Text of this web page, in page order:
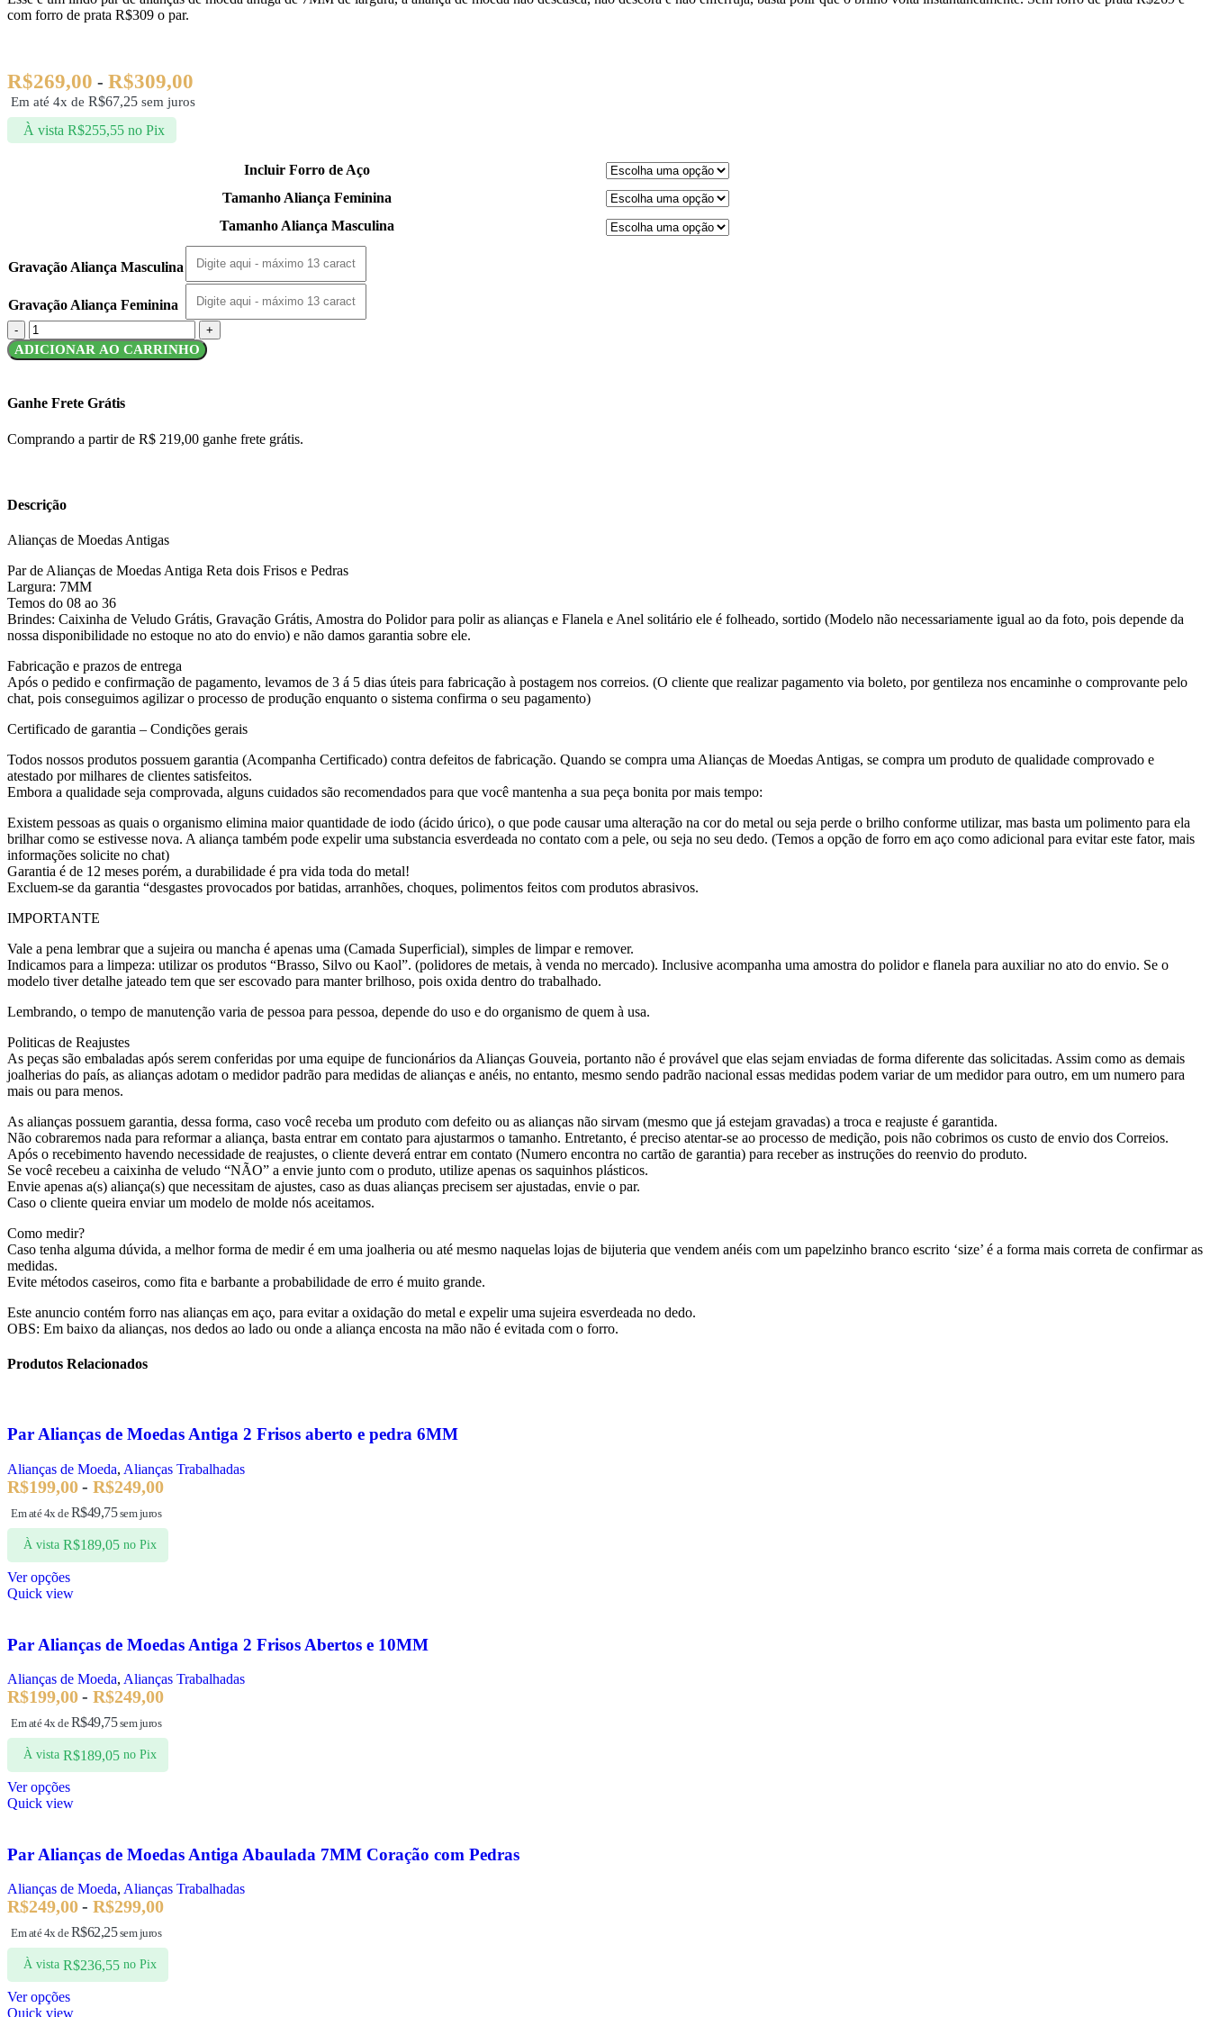
com forro de prata R$309 o par.
R$269,00 - R$309,00
Em até 4x de R$67,25 sem juros
À vista R$255,55 no Pix
Incluir Forro de Aço
Tamanho Aliança Feminina
Tamanho Aliança Masculina
Gravação Aliança Masculina
Gravação Aliança Feminina
ADICIONAR AO CARRINHO
Ganhe Frete Grátis
Comprando a partir de R$ 219,00 ganhe frete grátis.
Descrição
Alianças de Moedas Antigas
Par de Alianças de Moedas Antiga Reta dois Frisos e Pedras
Largura: 7MM
Temos do 08 ao 36
Brindes: Caixinha de Veludo Grátis, Gravação Grátis, Amostra do Polidor para polir as alianças e Flanela e Anel solitário ele é folheado, sortido (Modelo não necessariamente igual ao da foto, pois depende da
nossa disponibilidade no estoque no ato do envio) e não damos garantia sobre ele.
Fabricação e prazos de entrega
Após o pedido e confirmação de pagamento, levamos de 3 á 5 dias úteis para fabricação à postagem nos correios. (O cliente que realizar pagamento via boleto, por gentileza nos encaminhe o comprovante pelo
chat, pois conseguimos agilizar o processo de produção enquanto o sistema confirma o seu pagamento)
Certificado de garantia – Condições gerais
Todos nossos produtos possuem garantia (Acompanha Certificado) contra defeitos de fabricação. Quando se compra uma Alianças de Moedas Antigas, se compra um produto de qualidade comprovado e
atestado por milhares de clientes satisfeitos.
Embora a qualidade seja comprovada, alguns cuidados são recomendados para que você mantenha a sua peça bonita por mais tempo:
Existem pessoas as quais o organismo elimina maior quantidade de iodo (ácido úrico), o que pode causar uma alteração na cor do metal ou seja perde o brilho conforme utilizar, mas basta um polimento para ela
brilhar como se estivesse nova. A aliança também pode expelir uma substancia esverdeada no contato com a pele, ou seja no seu dedo. (Temos a opção de forro em aço como adicional para evitar este fator, mais
informações solicite no chat)
Garantia é de 12 meses porém, a durabilidade é pra vida toda do metal!
Excluem-se da garantia “desgastes provocados por batidas, arranhões, choques, polimentos feitos com produtos abrasivos.
IMPORTANTE
Vale a pena lembrar que a sujeira ou mancha é apenas uma (Camada Superficial), simples de limpar e remover.
Indicamos para a limpeza: utilizar os produtos “Brasso, Silvo ou Kaol”. (polidores de metais, à venda no mercado). Inclusive acompanha uma amostra do polidor e flanela para auxiliar no ato do envio. Se o
modelo tiver detalhe jateado tem que ser escovado para manter brilhoso, pois oxida dentro do trabalhado.
Lembrando, o tempo de manutenção varia de pessoa para pessoa, depende do uso e do organismo de quem à usa.
Politicas de Reajustes
As peças são embaladas após serem conferidas por uma equipe de funcionários da Alianças Gouveia, portanto não é provável que elas sejam enviadas de forma diferente das solicitadas. Assim como as demais
joalherias do país, as alianças adotam o medidor padrão para medidas de alianças e anéis, no entanto, mesmo sendo padrão nacional essas medidas podem variar de um medidor para outro, em um numero para
mais ou para menos.
As alianças possuem garantia, dessa forma, caso você receba um produto com defeito ou as alianças não sirvam (mesmo que já estejam gravadas) a troca e reajuste é garantida.
Não cobraremos nada para reformar a aliança, basta entrar em contato para ajustarmos o tamanho. Entretanto, é preciso atentar-se ao processo de medição, pois não cobrimos os custo de envio dos Correios.
Após o recebimento havendo necessidade de reajustes, o cliente deverá entrar em contato (Numero encontra no cartão de garantia) para receber as instruções do reenvio do produto.
Se você recebeu a caixinha de veludo “NÃO” a envie junto com o produto, utilize apenas os saquinhos plásticos.
Envie apenas a(s) aliança(s) que necessitam de ajustes, caso as duas alianças precisem ser ajustadas, envie o par.
Caso o cliente queira enviar um modelo de molde nós aceitamos.
Como medir?
Caso tenha alguma dúvida, a melhor forma de medir é em uma joalheria ou até mesmo naquelas lojas de bijuteria que vendem anéis com um papelzinho branco escrito ‘size’ é a forma mais correta de confirmar as
medidas.
Evite métodos caseiros, como fita e barbante a probabilidade de erro é muito grande.
Este anuncio contém forro nas alianças em aço, para evitar a oxidação do metal e expelir uma sujeira esverdeada no dedo.
OBS: Em baixo da alianças, nos dedos ao lado ou onde a aliança encosta na mão não é evitada com o forro.
Produtos Relacionados
Par Alianças de Moedas Antiga 2 Frisos aberto e pedra 6MM
Alianças de Moeda, Alianças Trabalhadas
R$199,00- R$249,00
Em até 4x deR$49,75sem juros
À vista R$189,05 no Pix
Ver opções
Quick view
Par Alianças de Moedas Antiga 2 Frisos Abertos e 10MM
Alianças de Moeda, Alianças Trabalhadas
R$199,00- R$249,00
Em até 4x deR$49,75sem juros
À vista R$189,05 no Pix
Ver opções
Quick view
Par Alianças de Moedas Antiga Abaulada 7MM Coração com Pedras
Alianças de Moeda, Alianças Trabalhadas
R$249,00- R$299,00
Em até 4x deR$62,25sem juros
À vista R$236,55 no Pix
Ver opções
Quick view